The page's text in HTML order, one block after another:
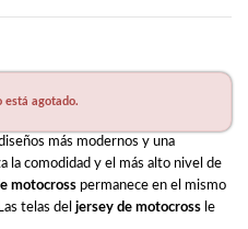
está agotado.
más modernos y una
la comodidad y el más alto nivel de
motocross permanece en el mismo
telas del jersey de motocross le